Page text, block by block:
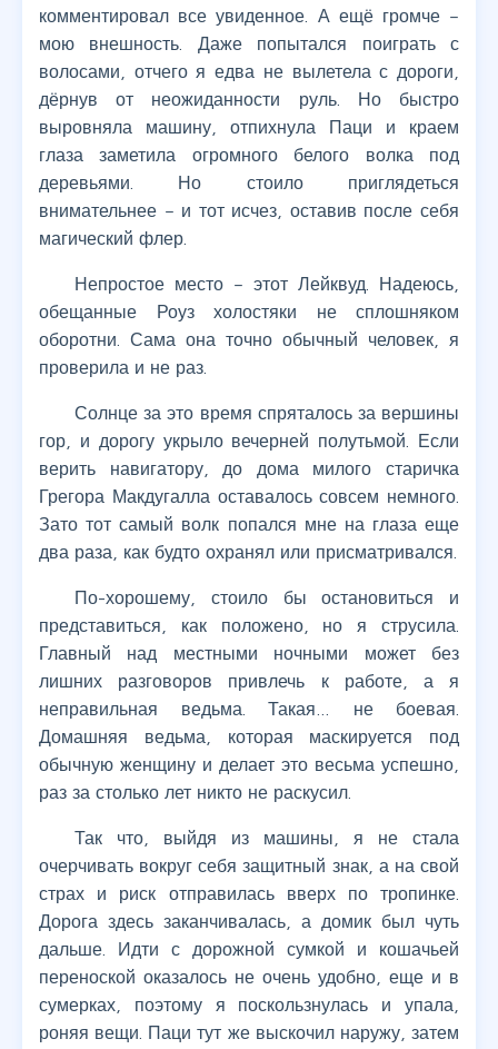
комментировал все увиденное. А ещё громче –
мою внешность. Даже попытался поиграть с
волосами, отчего я едва не вылетела с дороги,
дёрнув от неожиданности руль. Но быстро
выровняла машину, отпихнула Паци и краем
глаза заметила огромного белого волка под
деревьями. Но стоило приглядеться
внимательнее – и тот исчез, оставив после себя
магический флер.
Непростое место – этот Лейквуд. Надеюсь,
обещанные Роуз холостяки не сплошняком
оборотни. Сама она точно обычный человек, я
проверила и не раз.
Солнце за это время спряталось за вершины
гор, и дорогу укрыло вечерней полутьмой. Если
верить навигатору, до дома милого старичка
Грегора Макдугалла оставалось совсем немного.
Зато тот самый волк попался мне на глаза еще
два раза, как будто охранял или присматривался.
По-хорошему, стоило бы остановиться и
представиться, как положено, но я струсила.
Главный над местными ночными может без
лишних разговоров привлечь к работе, а я
неправильная ведьма. Такая… не боевая.
Домашняя ведьма, которая маскируется под
обычную женщину и делает это весьма успешно,
раз за столько лет никто не раскусил.
Так что, выйдя из машины, я не стала
очерчивать вокруг себя защитный знак, а на свой
страх и риск отправилась вверх по тропинке.
Дорога здесь заканчивалась, а домик был чуть
дальше. Идти с дорожной сумкой и кошачьей
переноской оказалось не очень удобно, еще и в
сумерках, поэтому я поскользнулась и упала,
роняя вещи. Паци тут же выскочил наружу, затем